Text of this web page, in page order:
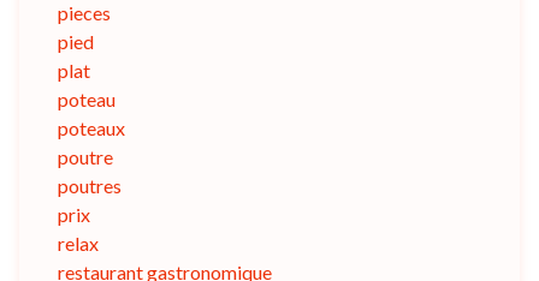
pieces
pied
plat
poteau
poteaux
poutre
poutres
prix
relax
restaurant gastronomique